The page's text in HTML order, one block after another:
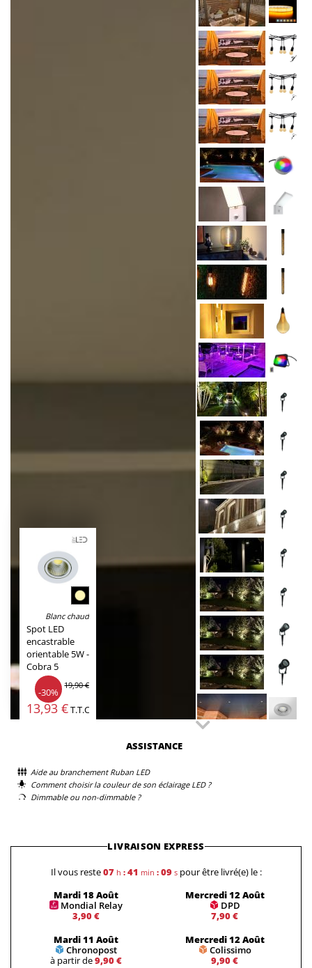
Blanc chaud
Spot LED
encastrable
orientable 5W -
Cobra 5
-30%
19,90 €
13,93 €T.T.C.
ASSISTANCE
Aide au branchement Ruban LED
Comment choisir la couleur de son éclairage LED ?
Dimmable ou non-dimmable ?
LIVRAISON EXPRESS
Il vous reste07h : 41 min : 09s pour être livré(e) le :
Mardi 18 Août
Mondial Relay
3,90 €
Mercredi 12 Août
DPD
7,90 €
Mardi 11 Août
Chronopost
à partir de9,90 €
Mercredi 12 Août
Colissimo
9,90 €